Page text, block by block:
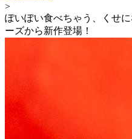
>
ぽいぽい食べちゃう、くせ
ーズから新作登場！